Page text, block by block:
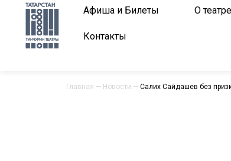
Афиша и Билеты О театре
Контакты
Главная — Новости — Салих Сайдашев без